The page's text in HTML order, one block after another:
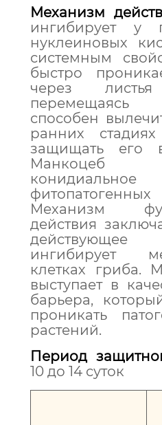
Механизм
ингибирует у
нуклеиновых
системным
быстро
через
перемещаясь
способен
ранних
защищать его
Манкоцеб
конидиальное
Механизм
действия
ингибирует
клетках гриба.
выступает в
барьера,
проникать
растений.
Период
10 до 14 суток